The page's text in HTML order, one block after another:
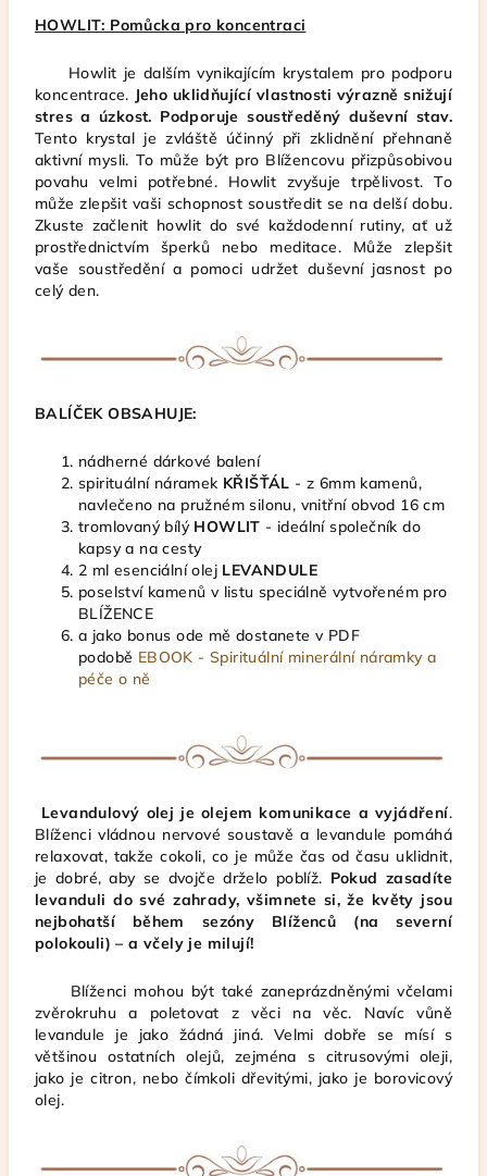
HOWLIT: Pomůcka pro koncentraci
Howlit je dalším vynikajícím krystalem pro podporu
koncentrace. Jeho uklidňující vlastnosti výrazně snižují
stres a úzkost. Podporuje soustředěný duševní stav.
Tento krystal je zvláště účinný při zklidnění přehnaně
aktivní mysli. To může být pro Blížencovu přizpůsobivou
povahu velmi potřebné. Howlit zvyšuje trpělivost. To
může zlepšit vaši schopnost soustředit se na delší dobu.
Zkuste začlenit howlit do své každodenní rutiny, ať už
prostřednictvím šperků nebo meditace. Může zlepšit
vaše soustředění a pomoci udržet duševní jasnost po
celý den.
BALÍČEK OBSAHUJE:
nádherné dárkové balení
spirituální náramek KŘIŠŤÁL - z 6mm kamenů,
navlečeno na pružném silonu, vnitřní obvod 16 cm
tromlovaný bílý HOWLIT - ideální společník do
kapsy a na cesty
2 ml esenciální olej LEVANDULE
poselství kamenů v listu speciálně vytvořeném pro
BLÍŽENCE
a jako bonus ode mě dostanete v PDF
podobě EBOOK - Spirituální minerální náramky a
péče o ně
Levandulový olej je olejem komunikace a vyjádření.
Blíženci vládnou nervové soustavě a levandule pomáhá
relaxovat, takže cokoli, co je může čas od času uklidnit,
je dobré, aby se dvojče drželo poblíž. Pokud zasadíte
levanduli do své zahrady, všimnete si, že květy jsou
nejbohatší během sezóny Blíženců (na severní
polokouli) – a včely je milují!
Blíženci mohou být také zaneprázdněnými včelami
zvěrokruhu a poletovat z věci na věc. Navíc vůně
levandule je jako žádná jiná. Velmi dobře se mísí s
většinou ostatních olejů, zejména s citrusovými oleji,
jako je citron, nebo čímkoli dřevitými, jako je borovicový
olej.